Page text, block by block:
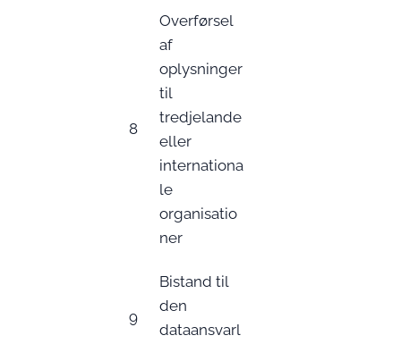
8
Overførsel
af
oplysninger
til
tredjelande
eller
internationa
le
organisatio
ner
9
Bistand til
den
dataansvarl